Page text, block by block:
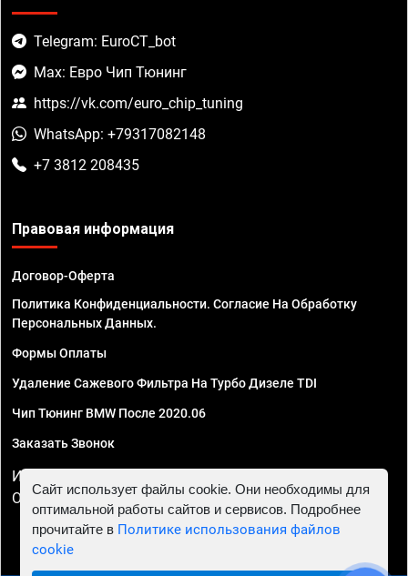
Telegram: EuroCT_bot
Max: Евро Чип Тюнинг
https://vk.com/euro_chip_tuning
WhatsApp: +79317082148
+7 3812 208435
Правовая информация
Договор-Оферта
Политика Конфиденциальности. Согласие На Обработку
Персональных Данных.
Формы Оплаты
Удаление Сажевого Фильтра На Турбо Дизеле TDI
Чип Тюнинг BMW После 2020.06
Заказать Звонок
ИП Смирнов Георгий Павлович. ИНН 781302555843,
ОГРНИП 324470400032610
Сайт использует файлы cookie. Они необходимы для
оптимальной работы сайтов и сервисов. Подробнее
прочитайте в Политике использования файлов
cookie